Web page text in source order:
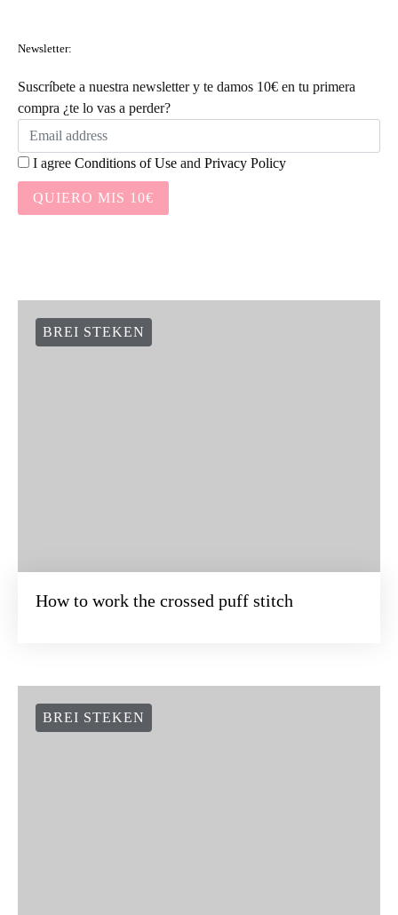
Newsletter:
Suscríbete a nuestra newsletter y te damos 10€ en tu primera
compra ¿te lo vas a perder?
I agree Conditions of Use and Privacy Policy
QUIERO MIS 10€
BREI STEKEN
How to work the crossed puff stitch
BREI STEKEN